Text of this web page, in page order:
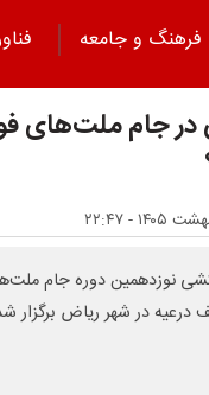
فرهنگ و جامعه
در جام ملت‌های
درعیه در شهر ریاض برگزار